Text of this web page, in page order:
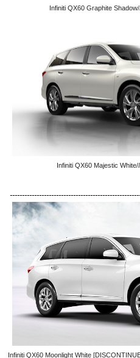
Infiniti QX60 Graphite Shadow/
Infiniti QX60 Majestic White/
Infiniti QX60 Moonlight White